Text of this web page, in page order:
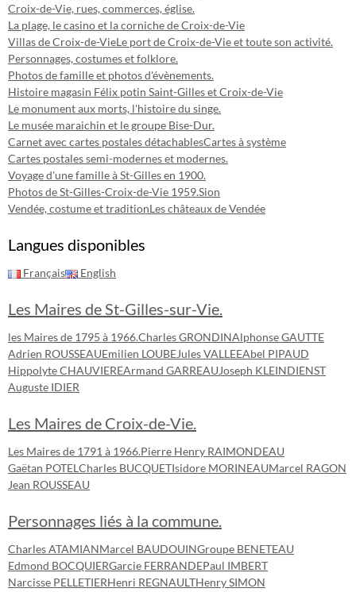
Croix-de-Vie, rues, commerces, église.
La plage, le casino et la corniche de Croix-de-Vie
Villas de Croix-de-VieLe port de Croix-de-Vie et toute son activité.
Personnages, costumes et folklore.
Photos de famille et photos d'évènements.
Histoire magasin Félix potin Saint-Gilles et Croix-de-Vie
Le monument aux morts, l'histoire du singe.
Le musée maraichin et le groupe Bise-Dur.
Carnet avec cartes postales détachablesCartes à système
Cartes postales semi-modernes et modernes.
Voyage d'une famille à St-Gilles en 1900.
Photos de St-Gilles-Croix-de-Vie 1959.Sion
Vendée, costume et traditionLes châteaux de Vendée
Langues disponibles
Français English
Les Maires de St-Gilles-sur-Vie.
les Maires de 1795 à 1966.Charles GRONDINAlphonse GAUTTE
Adrien ROUSSEAUEmilien LOUBEJules VALLEEAbel PIPAUD
Hippolyte CHAUVIEREArmand GARREAUJoseph KLEINDIENST
Auguste IDIER
Les Maires de Croix-de-Vie.
Les Maires de 1791 à 1966.Pierre Henry RAIMONDEAU
Gaëtan POTEL Charles BUCQUETIsidore MORINEAUMarcel RAGON
Jean ROUSSEAU
Personnages liés à la commune.
Charles ATAMIANMarcel BAUDOUINGroupe BENETEAU
Edmond BOCQUIERGarcie FERRANDEPaul IMBERT
Narcisse PELLETIERHenri REGNAULTHenry SIMON